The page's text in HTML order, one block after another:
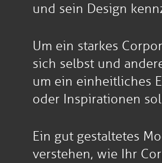
und sein Design
Um ein starkes
sich selbst und
um ein einheitliches
oder Inspirationen
Ein gut gestaltetes
verstehen, wie Ihr